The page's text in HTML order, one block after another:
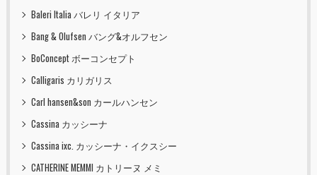
Baleri Italia バレリ イタリア
Bang & Olufsen バング&オルフセン
BoConcept ボーコンセプト
Calligaris カリガリス
Carl hansen&son カールハンセン
Cassina カッシーナ
Cassina ixc. カッシーナ・イクスシー
CATHERINE MEMMI カトリーヌ メミ